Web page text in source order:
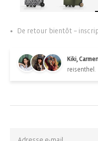
De retour bientôt –
Kiki,
reisenthel.